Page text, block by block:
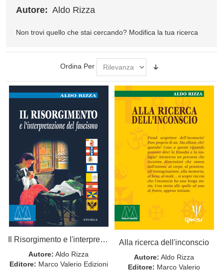
Autore: Aldo Rizza
Non trovi quello che stai cercando? Modifica la tua ricerca
Ordina Per
Il Risorgimento e l'interpretazione del fascismo
Autore: Aldo Rizza
Editore: Marco Valerio Edizioni
Alla ricerca dell'inconscio
Autore: Aldo Rizza
Editore: Marco Valerio